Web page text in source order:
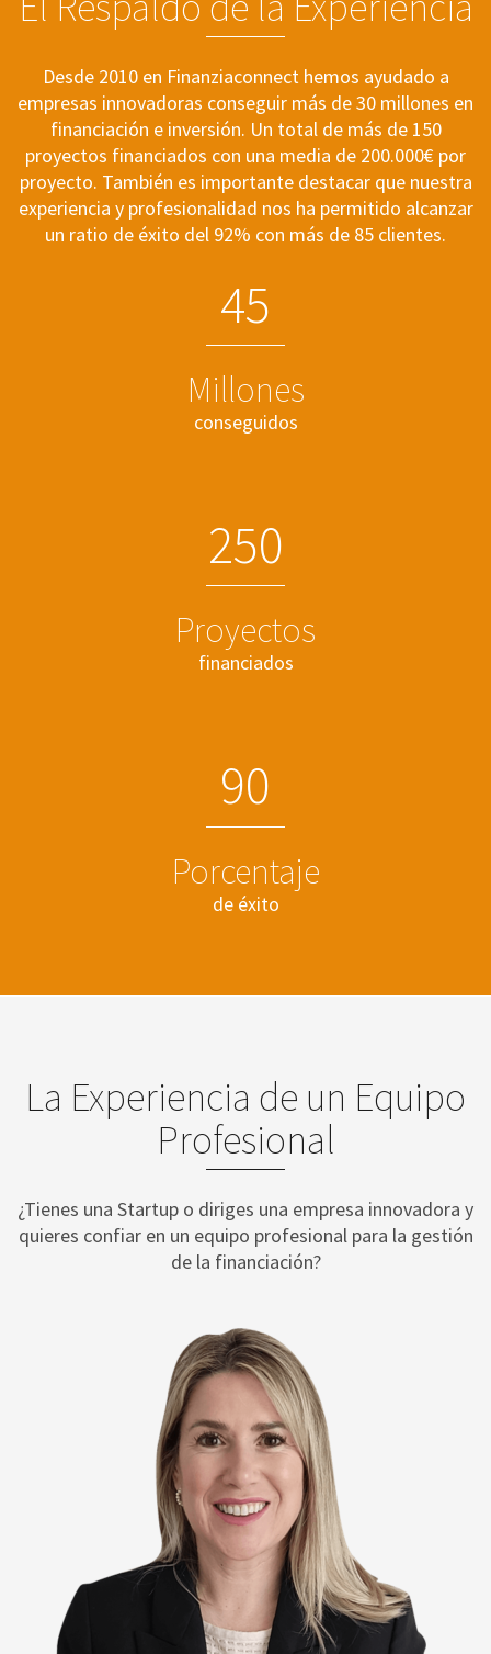
Desde 2010 en Finanziaconnect hemos ayudado a
empresas innovadoras conseguir más de 30 millones en
financiación e inversión. Un total de más de 150
proyectos financiados con una media de 200.000€ por
proyecto. También es importante destacar que nuestra
experiencia y profesionalidad nos ha permitido alcanzar
un ratio de éxito del 92% con más de 85 clientes.
45
Millones
conseguidos
250
Proyectos
financiados
90
Porcentaje
de éxito
La Experiencia de un Equipo
Profesional
¿Tienes una Startup o diriges una empresa innovadora y
quieres confiar en un equipo profesional para la gestión
de la financiación?